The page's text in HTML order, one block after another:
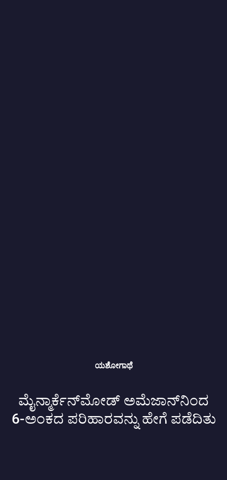
ಯಶೋಗಾಥೆ
ಮೈನ್ಮಾರ್ಕೆನ್‌ಮೋಡ್ ಅಮೆಜಾನ್‌ನಿಂದ
6-ಅಂಕದ ಪರಿಹಾರವನ್ನು ಹೇಗೆ ಪಡೆದಿತು